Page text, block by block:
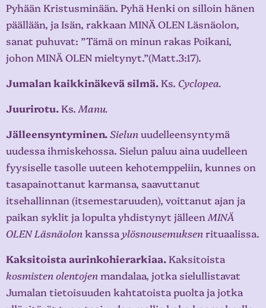
Pyhään Kristusminään. Pyhä Henki on silloin hänen
päällään, ja Isän, rakkaan MINÄ OLEN Läsnäolon,
sanat puhuvat: ”Tämä on minun rakas Poikani,
johon MINÄ OLEN mieltynyt.”(Matt.3:17).
Jumalan kaikkinäkevä silmä.Ks. Cyclopea.
Juurirotu.Ks. Manu.
Jälleensyntyminen.Sielunuudelleensyntymä
uudessa ihmiskehossa. Sielun paluu aina uudelleen
fyysiselle tasolle uuteen kehotemppeliin, kunnes on
tasapainottanut karmansa, saavuttanut
itsehallinnan (itsemestaruuden), voittanut ajan ja
paikan syklit ja lopulta yhdistynyt jälleen MINÄ
OLEN Läsnäolonkanssaylösnousemuksen rituaalissa.
Kaksitoista aurinkohierarkiaa.Kaksitoista
kosmisten olentojenmandalaa, jotka sielullistavat
Jumalan tietoisuuden kahtatoista puolta ja jotka